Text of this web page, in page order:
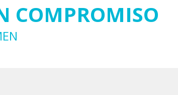
COMPROMISO